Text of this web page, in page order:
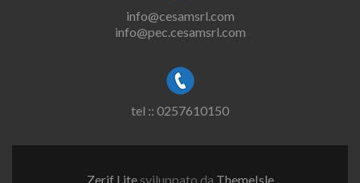
info@cesamsrl.com
info@pec.cesamsrl.com
tel :: 0257610150
Zerif Lite sviluppato da ThemeIsle